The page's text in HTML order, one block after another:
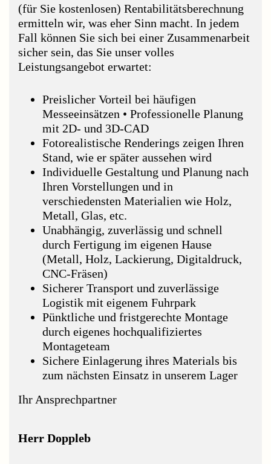
(für Sie kostenlosen) Rentabilitätsberechnung
ermitteln wir, was eher Sinn macht. In jedem
Fall können Sie sich bei einer Zusammenarbeit
sicher sein, das Sie unser volles
Leistungsangebot erwartet:
Preislicher Vorteil bei häufigen
Messeeinsätzen • Professionelle Planung
mit 2D- und 3D-CAD
Fotorealistische Renderings zeigen Ihren
Stand, wie er später aussehen wird
Individuelle Gestaltung und Planung nach
Ihren Vorstellungen und in
verschiedensten Materialien wie Holz,
Metall, Glas, etc.
Unabhängig, zuverlässig und schnell
durch Fertigung im eigenen Hause
(Metall, Holz, Lackierung, Digitaldruck,
CNC-Fräsen)
Sicherer Transport und zuverlässige
Logistik mit eigenem Fuhrpark
Pünktliche und fristgerechte Montage
durch eigenes hochqualifiziertes
Montageteam
Sichere Einlagerung ihres Materials bis
zum nächsten Einsatz in unserem Lager
Ihr Ansprechpartner
Herr Doppleb